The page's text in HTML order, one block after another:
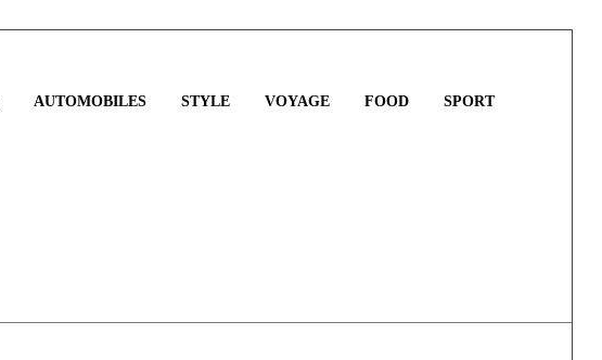
AUTOMOBILES STYLE VOYAGE FOOD SPORT